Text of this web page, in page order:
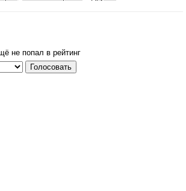
не попал в рейтинг